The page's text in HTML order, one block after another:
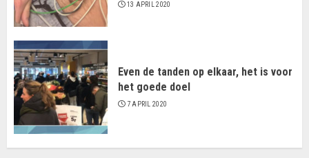
13 APRIL 2020
Even de tanden op elkaar, het is voor
het goede doel
7 APRIL 2020